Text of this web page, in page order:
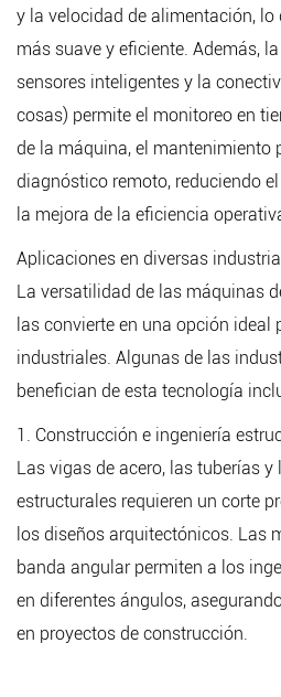
y la velocidad de alimentación,
más suave y eficiente. Además,
sensores inteligentes y la
cosas) permite el monitoreo en
de la máquina, el mantenimiento
diagnóstico remoto, reduciendo
la mejora de la eficiencia
Aplicaciones en diversas
La versatilidad de las máquinas
las convierte en una opción
industriales. Algunas de las
benefician de esta tecnología
1. Construcción e ingeniería
Las vigas de acero, las tuberías
estructurales requieren un corte
los diseños arquitectónicos. Las
banda angular permiten a los
en diferentes ángulos,
en proyectos de construcción.